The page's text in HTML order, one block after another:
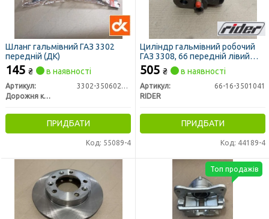
Шланг гальмівний ГАЗ 3302
передній (ДК)
145 ₴ в наявності
Артикул:
3302-3506025-10
Дорожня карта
ПРИДБАТИ
Код: 55089-4
Циліндр гальмівний робочий
ГАЗ 3308, 66 передній лівий
(RIDER)
505 ₴ в наявності
Артикул:
66-16-3501041
RIDER
ПРИДБАТИ
Код: 44189-4
Топ продажів